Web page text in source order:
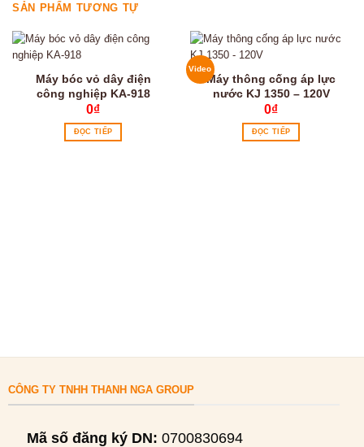
SẢN PHẨM TƯƠNG TỰ
Máy bóc vỏ dây điện
công nghiệp KA-918
0₫
ĐỌC TIẾP
Video
Máy thông cống áp lực
nước KJ 1350 – 120V
0₫
ĐỌC TIẾP
CÔNG TY TNHH THANH NGA GROUP
Mã số đăng ký DN: 0700830694